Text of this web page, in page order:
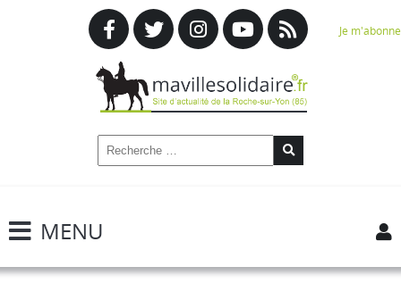
Je m'abonne
MENU